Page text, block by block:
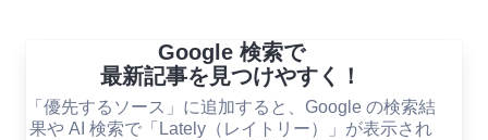
Google 検索で
最新記事を見つけやすく！
「優先するソース」に追加すると、Google の検索結
果や AI 検索で「Lately（レイトリー）」が表示され